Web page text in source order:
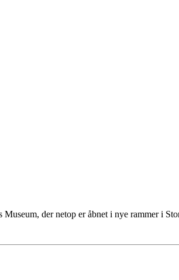
der netop er åbnet i nye rammer i